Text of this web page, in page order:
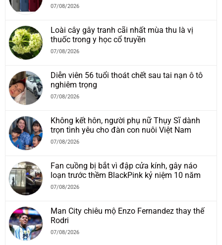
07/08/2026
Loài cây gây tranh cãi nhất mùa thu là vị
thuốc trong y học cổ truyền
07/08/2026
Diễn viên 56 tuổi thoát chết sau tai nạn ô tô
nghiêm trọng
07/08/2026
Không kết hôn, người phụ nữ Thụy Sĩ dành
trọn tình yêu cho đàn con nuôi Việt Nam
07/08/2026
Fan cuồng bị bắt vì đập cửa kính, gây náo
loạn trước thềm BlackPink kỷ niệm 10 năm
07/08/2026
Man City chiêu mộ Enzo Fernandez thay thế
Rodri
07/08/2026